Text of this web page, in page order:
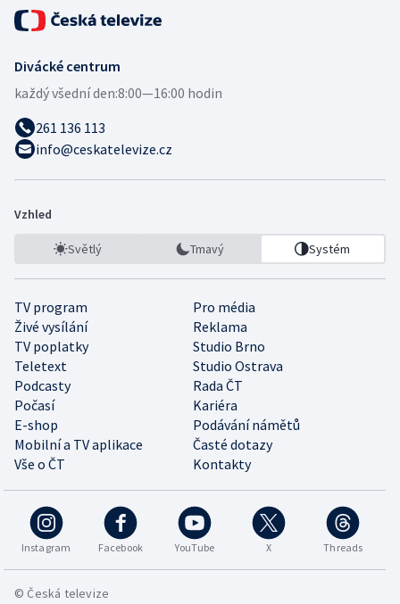
Divácké centrum
každý všední den:8:00—16:00 hodin
261 136 113
info@ceskatelevize.cz
Vzhled
Světlý Tmavý Systém
TV program
Pro média
Živé vysílání
Reklama
TV poplatky
Studio Brno
Teletext
Studio Ostrava
Podcasty
Rada ČT
Počasí
Kariéra
E-shop
Podávání námětů
Mobilní a TV aplikace
Časté dotazy
Vše o ČT
Kontakty
Instagram Facebook YouTube X Threads
© Česká televize